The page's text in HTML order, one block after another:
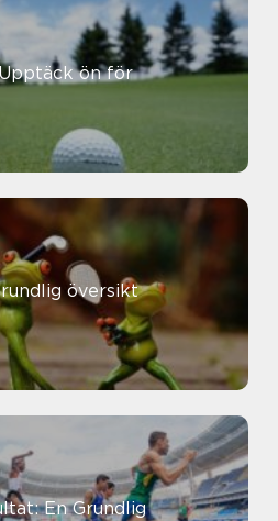
ön för
översikt
En Grundlig